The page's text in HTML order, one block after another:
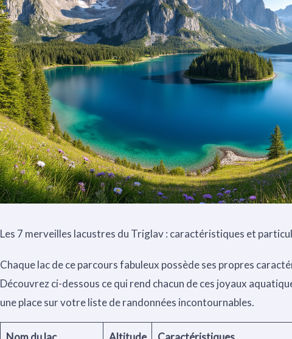
Les 7 merveilles lacustres du Triglav : caractéristiques et
Chaque lac de ce parcours fabuleux possède ses propres
Découvrez ci-dessous ce qui rend chacun de ces joyaux
une place sur votre liste de randonnées incontournables.